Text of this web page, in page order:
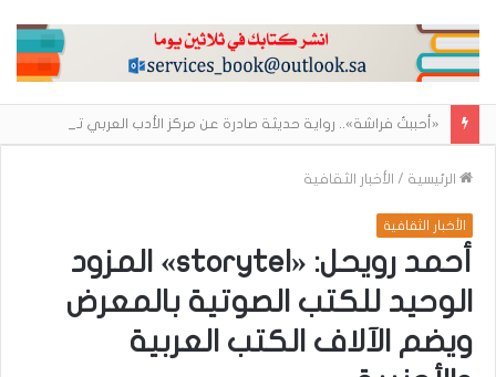
الرئيسية / الأخبار الثقافية
الأخبار الثقافية
أحمد رويحل: «storytel» المزود
الوحيد للكتب الصوتية بالمعرض
ويضم الآلاف الكتب العربية